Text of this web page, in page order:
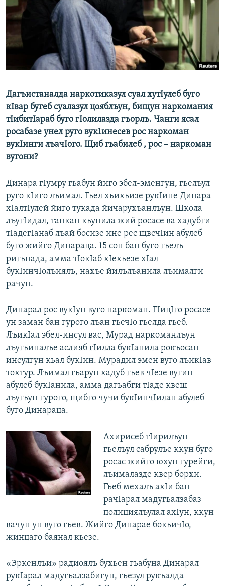
РАСПИСАНИЕ ВЕЩАНИЯ
ПОДПИШИТЕСЬ НА РАССЫЛКУ
СОЦИАЛЬНЫЕ СЕТИ
Все сайты РСЕ/РС
Дагъистаналда наркотиказул суал хутIулеб буго
кIвар бугеб суалазул цояблъун, бищун наркомания
тIибитIараб буго гIолилазда гъорлъ. Чанги ясал
росабазе унел руго вук1инесев рос наркоман
вукIинги лъачIого. Щиб гьабилеб , рос – наркоман
вугони?
Динара гIумру гьабун йиго эбел-эменгун, гьелъул
руго кIиго лъимал. Гьел хьихьизе рукIине Динара
хIалтIулей йиго тукада йичарухъанлъун. Школа
лъугIидал, танкан кьунила жий росасе ва хадубги
тIадегIанаб лъай босизе ине рес щвечIин абулеб
буго жийго Динараца. 15 сон бан буго гьелъ
ригьнада, амма тIокIаб хIехьезе хIал
букIинчIолъиялъ, нахъе йилълъанила лъималги
рачун.
Динарал рос вукIун вуго наркоман. ГIицIго росасе
ун заман бан гурого лъан гьечIо гьелда гьеб.
ЛъикIал эбел-инсул вас, Мурад наркоманлъун
лъугьиналъе аслияб гIилла букIанила рокъосан
инсулгун кьал букIин. Мурадил эмен вуго лъикIав
тохтур. Лъимал гьарун хадуб гьев чIезе вугин
абулеб букIанила, амма дагьабги тIаде квеш
лъугьун гурого, щибго чучи букIинчIилан абулеб
буго Динараца.
Ахирисеб тIирилъун
гьелъул сабрулъе ккун буго
росас жийго юхун гурейги,
лъималазде квер борхи.
Гьеб мехалъ ахIи бан
рачIарал мадугьалзабаз
полициялъулал ахIун, ккун
вачун ун вуго гьев. Жийго Динарае бокьичIо,
жинцаго баянал кьезе.
«Эркенлъи» радиоялъ бухьен гьабуна Динарал
рукIарал мадугьалзабигун, гьезул рукъалда